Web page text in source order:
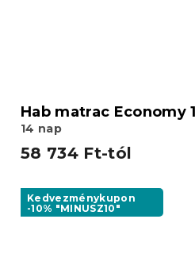
Hab matrac Economy
14 nap
58 734 Ft-tól
Kedvezménykupon
-10% "MINUSZ10"